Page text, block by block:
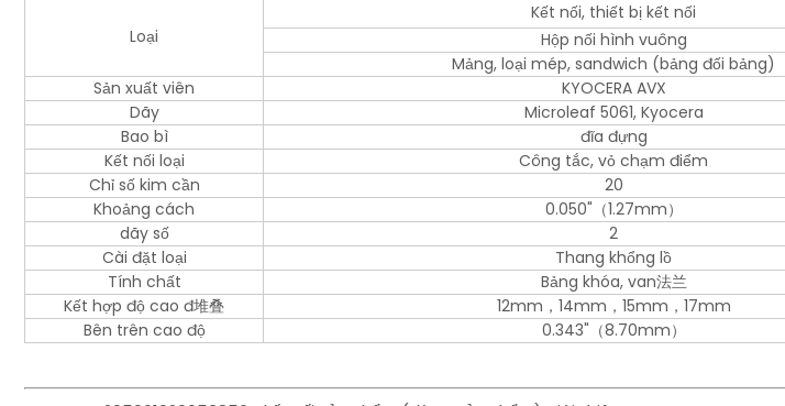
Loại
Kết nối, thiết bị kết nối
Hộp nối hình vuông
Mảng, loại mép, sandwich (bảng đối bảng)
Sản xuất viên
KYOCERA AVX
Dãy
Microleaf 5061, Kyocera
Bao bì
đĩa đựng
Kết nối loại
Công tắc, vỏ chạm điểm
Chỉ số kim cần
20
Khoảng cách
0.050"（1.27mm）
dãy số
2
Cài đặt loại
Thang khổng lồ
Tính chất
Bảng khóa, van法兰
Kết hợp độ cao đ堆叠
12mm，14mm，15mm，17mm
Bên trên cao độ
0.343"（8.70mm）